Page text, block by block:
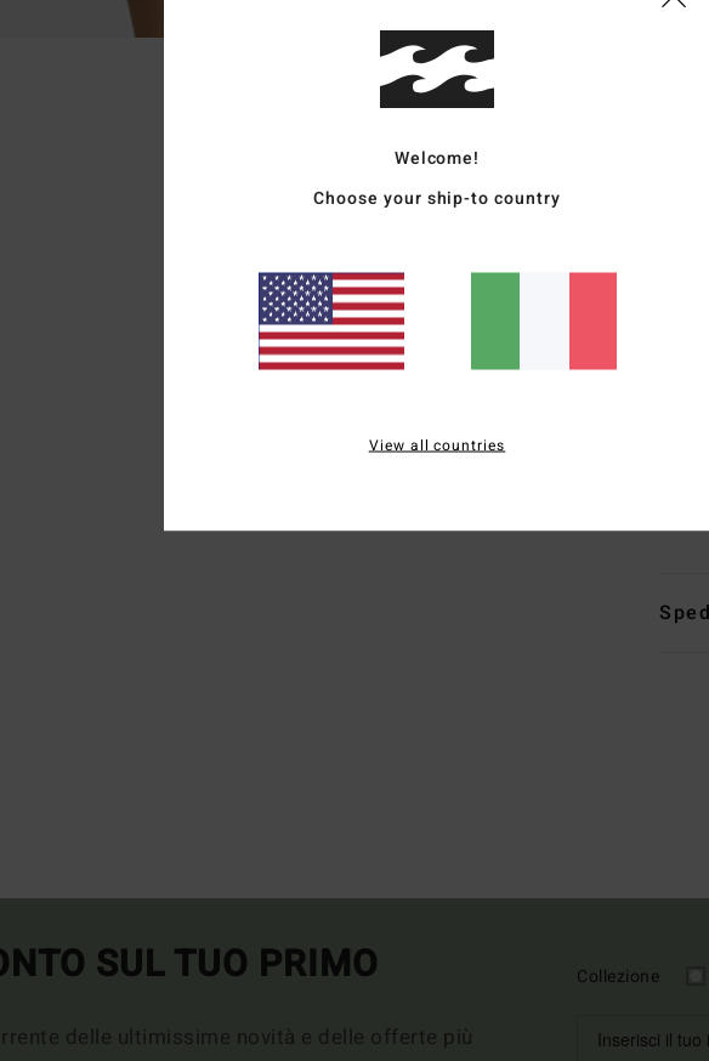
SUL TUO PRIMO
delle ultimissime novità e delle offerte più
Collezione
Welcome!
Choose your ship-to country
View all countries